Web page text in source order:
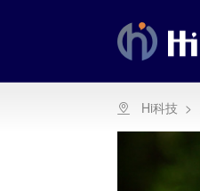
Hi科技 >